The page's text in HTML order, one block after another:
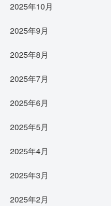
2025年10月
2025年9月
2025年8月
2025年7月
2025年6月
2025年5月
2025年4月
2025年3月
2025年2月